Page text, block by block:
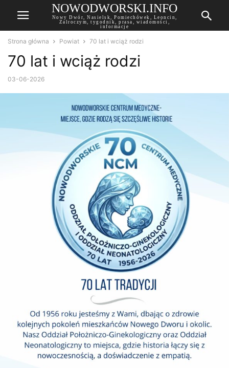
NOWODWORSKI.INFO
Nowy Dwór, Nasielsk, Pomiechówek, Leoncin,
Zalroczym, tygodnik, prasa, wiadomości,
informacje
Strona główna Powiat 70 lat i wciąż rodzi
70 lat i wciąż rodzi
03-06-2026